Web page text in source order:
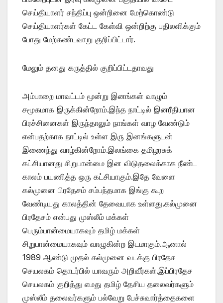
செய்தியாளர் சந்திப்பு ஒன்றினை மேற்கொண்டு
செய்தியாளர்கள் கேட்ட கேள்வி ஒன்றிற்கு பதிலளிக்கும்
போது மேற்கண்டவாறு குறிப்பிட்டார்.
மேலும் தனது கருத்தில் குறிப்பிட்டதாவது
அம்பாறை மாவட்டம் மூன்று இனங்கள் வாழும்
சமூகமாக இருக்கின்றோம்.இந்த நாட்டில் இனரீதியான
பிரச்சினைகள் இருந்தாலும் நாங்கள் வாழ வேண்டும்
என்பதற்காக நாட்டில் உள்ள இரு இனங்களுடன்
இணைந்து வாழ்கின்றோம்.இலங்கை தமிழரசுக்
கட்சியானது சிறுபான்மை இன விடுதலைக்காக நீண்ட
காலம் பயணித்த ஒரு கட்சியாகும்.இதே வேளை
கல்முனை பிரதேசம் சம்பந்தமாக இங்கு கூற
வேண்டியது காலத்தின் தேவையாக உள்ளது.கல்முனை
பிரதேசம் என்பது முஸ்லீம் மக்கள்
பெரும்பான்மையாகவும் தமிழ் மக்கள்
சிறுபான்மையாகவும் வாழுகின்ற இடமாகும்.ஆனால்
1989 ஆண்டு முதல் கல்முனை வடக்கு பிரதேச
செயலகம் தொடர்பில் யாவரும் அறிவீர்கள்.இப்பிரதேச
செயலகம் குறித்து எமது தமிழ் தேசிய தலைவர்களும்
முஸ்லீம் தலைவர்களும் பல்வேறு பேச்சுவார்த்தைகளை